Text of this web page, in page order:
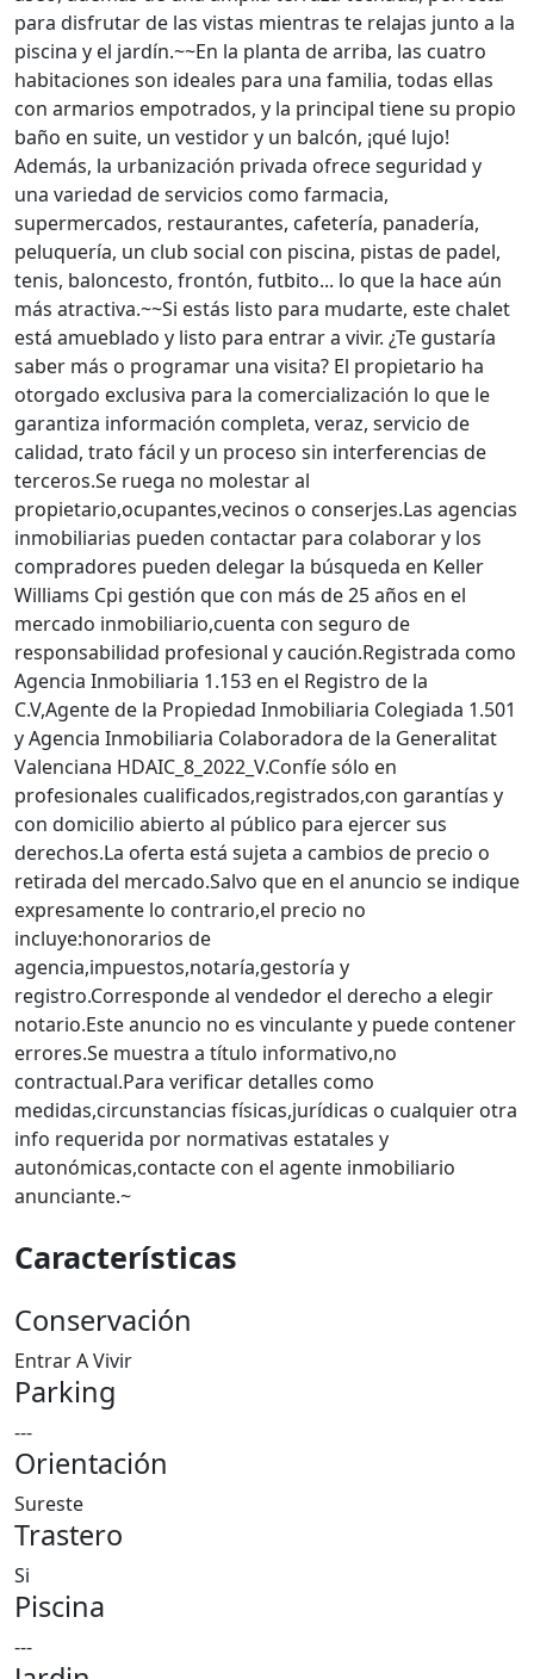
para disfrutar de las vistas mientras te relajas junto a la
piscina y el jardín.~~En la planta de arriba, las cuatro
habitaciones son ideales para una familia, todas ellas
con armarios empotrados, y la principal tiene su propio
baño en suite, un vestidor y un balcón, ¡qué lujo!
Además, la urbanización privada ofrece seguridad y
una variedad de servicios como farmacia,
supermercados, restaurantes, cafetería, panadería,
peluquería, un club social con piscina, pistas de padel,
tenis, baloncesto, frontón, futbito... lo que la hace aún
más atractiva.~~Si estás listo para mudarte, este chalet
está amueblado y listo para entrar a vivir. ¿Te gustaría
saber más o programar una visita? El propietario ha
otorgado exclusiva para la comercialización lo que le
garantiza información completa, veraz, servicio de
calidad, trato fácil y un proceso sin interferencias de
terceros.Se ruega no molestar al
propietario,ocupantes,vecinos o conserjes.Las agencias
inmobiliarias pueden contactar para colaborar y los
compradores pueden delegar la búsqueda en Keller
Williams Cpi gestión que con más de 25 años en el
mercado inmobiliario,cuenta con seguro de
responsabilidad profesional y caución.Registrada como
Agencia Inmobiliaria 1.153 en el Registro de la
C.V,Agente de la Propiedad Inmobiliaria Colegiada 1.501
y Agencia Inmobiliaria Colaboradora de la Generalitat
Valenciana HDAIC_8_2022_V.Confíe sólo en
profesionales cualificados,registrados,con garantías y
con domicilio abierto al público para ejercer sus
derechos.La oferta está sujeta a cambios de precio o
retirada del mercado.Salvo que en el anuncio se indique
expresamente lo contrario,el precio no
incluye:honorarios de
agencia,impuestos,notaría,gestoría y
registro.Corresponde al vendedor el derecho a elegir
notario.Este anuncio no es vinculante y puede contener
errores.Se muestra a título informativo,no
contractual.Para verificar detalles como
medidas,circunstancias físicas,jurídicas o cualquier otra
info requerida por normativas estatales y
autonómicas,contacte con el agente inmobiliario
anunciante.~
Características
Conservación
Entrar A Vivir
Parking
---
Orientación
Sureste
Trastero
Si
Piscina
---